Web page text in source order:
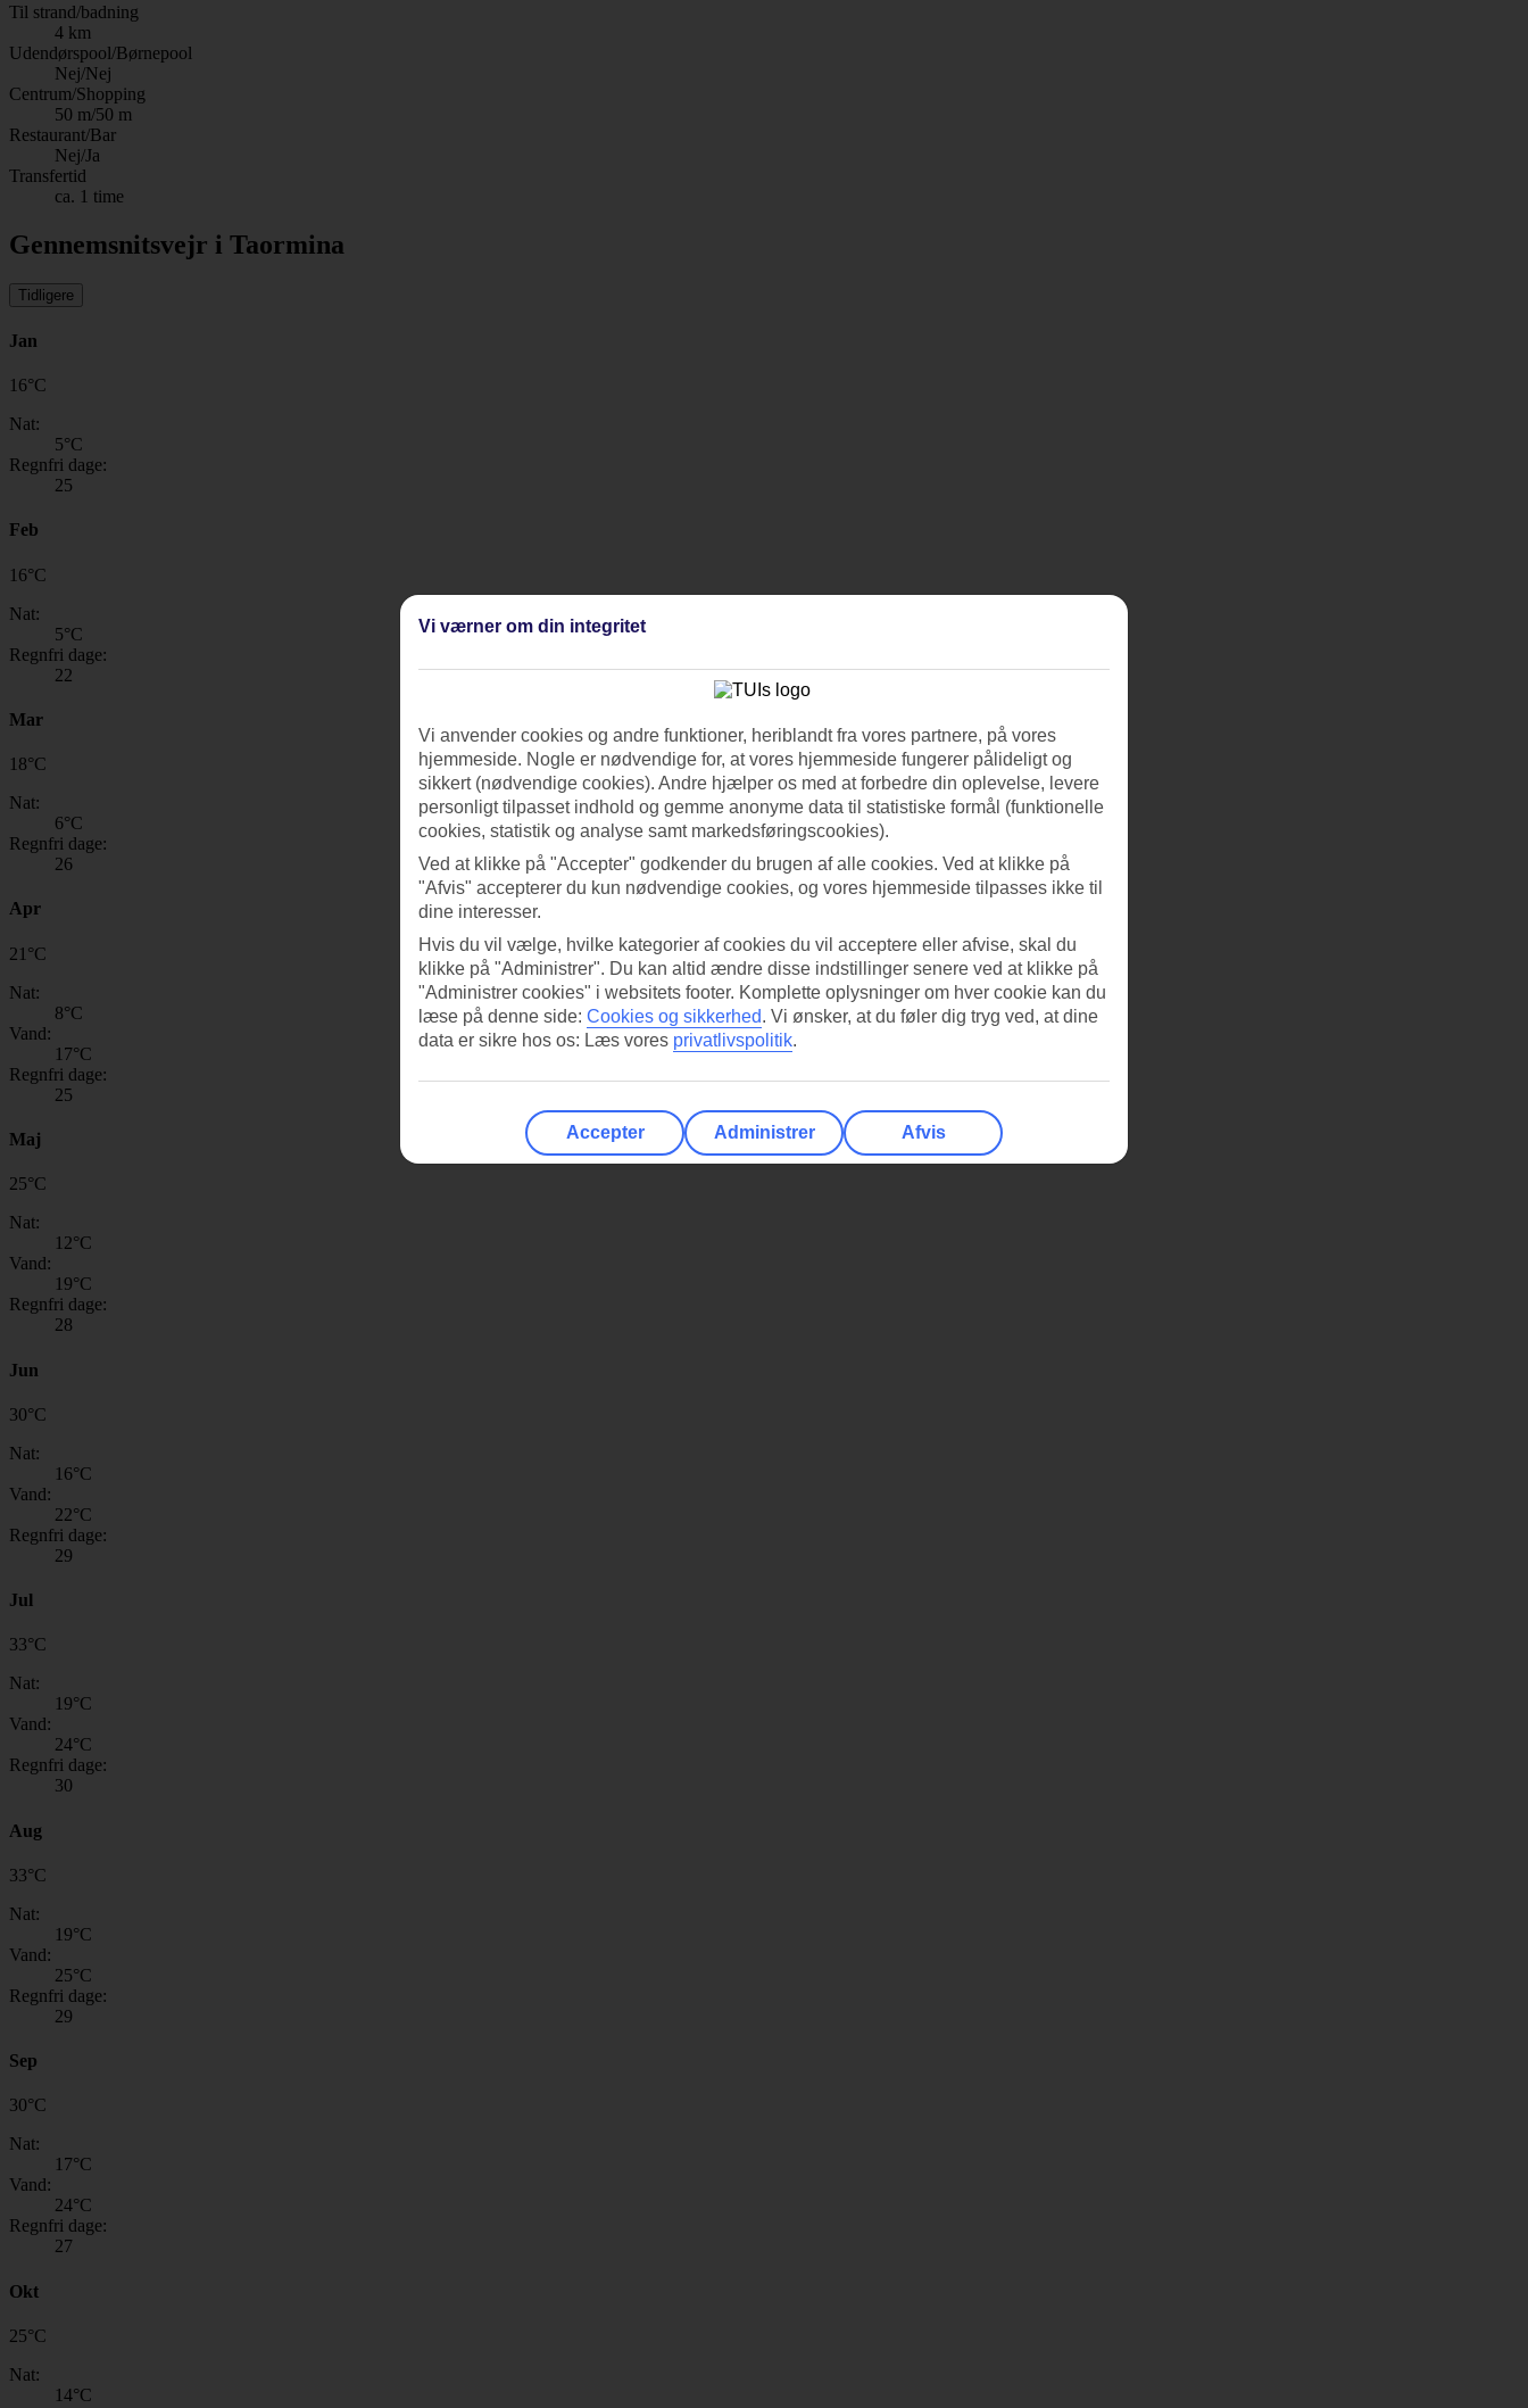
Til strand/badning
4 km
Udendørspool/Børnepool
Nej/Nej
Centrum/Shopping
50 m/50 m
Restaurant/Bar
Nej/Ja
Transfertid
ca. 1 time
Gennemsnitsvejr i Taormina
Tidligere
Jan
16°C
Nat:
5°C
Regnfri dage:
25
Feb
16°C
Nat:
5°C
Regnfri dage:
22
Mar
18°C
Nat:
6°C
Regnfri dage:
26
Apr
21 °C
Nat:
8°C
Vand:
17°C
Regnfri dage:
25
Maj
25°C
Nat:
12°C
Vand:
19°C
Regnfri dage:
28
Jun
30°C
Nat:
16°C
Vand:
22°C
Regnfri dage:
29
Jul
33°C
Nat:
19°C
Vand:
24°C
Regnfri dage:
30
Aug
33°C
Nat:
19°C
Vand:
25°C
Regnfri dage:
29
Sep
30°C
Nat:
17°C
Vand:
24°C
Regnfri dage:
27
Okt
25°C
Nat:
14°C
Vi værner om din integritet
Vi anvender cookies og andre funktioner, heriblandt fra vores partnere, på vores
hjemmeside. Nogle er nødvendige for, at vores hjemmeside fungerer pålideligt og
sikkert (nødvendige cookies). Andre hjælper os med at forbedre din oplevelse, levere
personligt tilpasset indhold og gemme anonyme data til statistiske formål (funktionelle
cookies, statistik og analyse samt markedsføringscookies).
Ved at klikke på "Accepter" godkender du brugen af alle cookies. Ved at klikke på
"Afvis" accepterer du kun nødvendige cookies, og vores hjemmeside tilpasses ikke til
dine interesser.
Hvis du vil vælge, hvilke kategorier af cookies du vil acceptere eller afvise, skal du
klikke på "Administrer". Du kan altid ændre disse indstillinger senere ved at klikke på
"Administrer cookies" i websitets footer. Komplette oplysninger om hver cookie kan du
læse på denne side: Cookies og sikkerhed. Vi ønsker, at du føler dig tryg ved, at dine
data er sikre hos os: Læs vores privatlivspolitik.
Accepter Administrer Afvis